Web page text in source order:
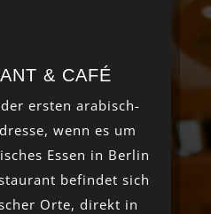
& CAFÉ
ersten arabisch-
wenn es um
Essen in Berlin
befindet sich
Orte, direkt in